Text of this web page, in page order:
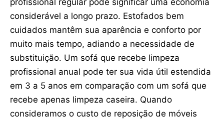
considerável a longo prazo. Estofados bem
cuidados mantêm sua aparência e conforto por
muito mais tempo, adiando a necessidade de
substituição. Um sofá que recebe limpeza
profissional anual pode ter sua vida útil estendida
em 3 a 5 anos em comparação com um sofá que
recebe apenas limpeza caseira. Quando
consideramos o custo de reposição de móveis